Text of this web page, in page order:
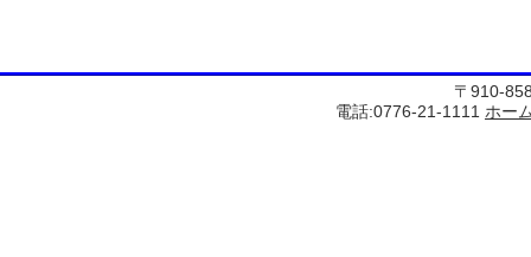
〒910-
電話:0776-21-1111 ホー